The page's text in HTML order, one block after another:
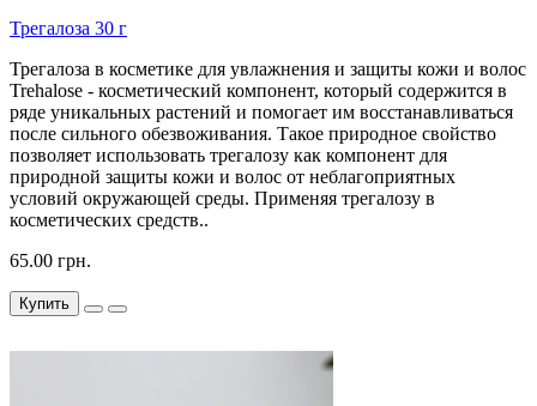
Трегалоза 30 г
Трегалоза в косметике для увлажнения и защиты кожи и волос
Trehalose - косметический компонент, который содержится в
ряде уникальных растений и помогает им восстанавливаться
после сильного обезвоживания. Такое природное свойство
позволяет использовать трегалозу как компонент для
природной защиты кожи и волос от неблагоприятных
условий окружающей среды. Применяя трегалозу в
косметических средств..
65.00 грн.
Купить